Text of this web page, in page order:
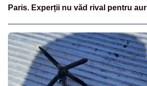
Paris. Experții nu văd rival pentru aur